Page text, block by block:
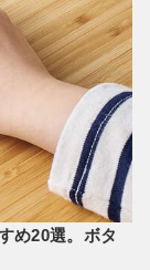
め20選。ボタ